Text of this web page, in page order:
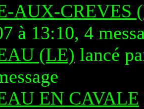
AUX-CREVES
à 13:10, 4
(LE) lancé
EN CAVALE